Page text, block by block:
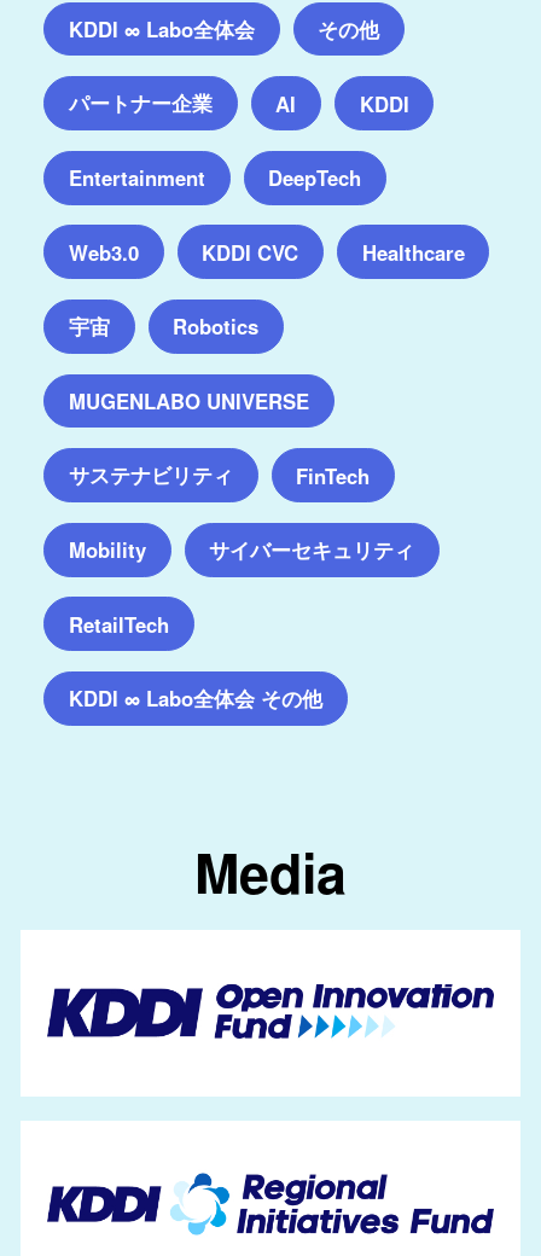
KDDI ∞ Labo全体会 その他
パートナー企業 AI KDDI
Entertainment DeepTech
Web3.0 KDDI CVC Healthcare
宇宙 Robotics
MUGENLABO UNIVERSE
サステナビリティ FinTech
Mobility サイバーセキュリティ
RetailTech
KDDI ∞ Labo全体会 その他
Media